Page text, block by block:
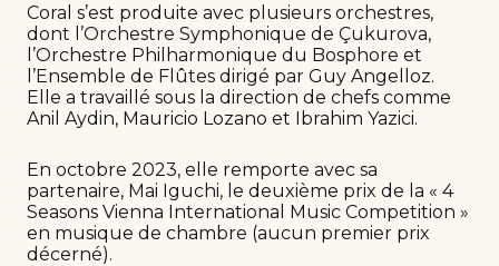
Coral s’est produite avec plusieurs orchestres,
dont l’Orchestre Symphonique de Çukurova,
l’Orchestre Philharmonique du Bosphore et
l’Ensemble de Flûtes dirigé par Guy Angelloz.
Elle a travaillé sous la direction de chefs comme
Anil Aydin, Mauricio Lozano et Ibrahim Yazici.
En octobre 2023, elle remporte avec sa
partenaire, Mai Iguchi, le deuxième prix de la « 4
Seasons Vienna International Music Competition »
en musique de chambre (aucun premier prix
décerné).